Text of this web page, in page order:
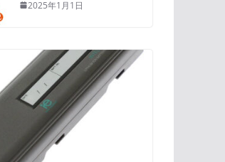
2025年1月1日